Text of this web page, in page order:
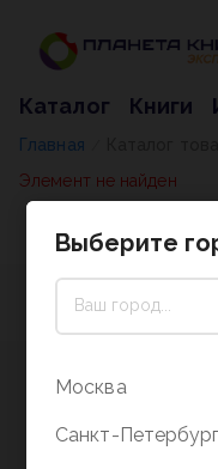
Каталог Книги
Главная
Элемент не найден
в
Выберите
Москва
Санкт-Петербург